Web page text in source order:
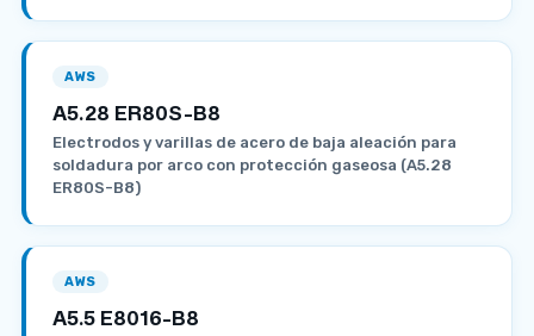
AWS
A5.28 ER80S-B8
Electrodos y varillas de acero de baja aleación para
soldadura por arco con protección gaseosa (A5.28
ER80S-B8)
AWS
A5.5 E8016-B8